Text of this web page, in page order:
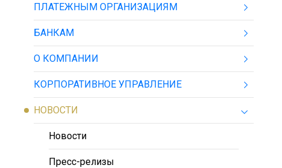
ПЛАТЕЖНЫМ ОРГАНИЗАЦИЯМ
БАНКАМ
О КОМПАНИИ
КОРПОРАТИВНОЕ УПРАВЛЕНИЕ
НОВОСТИ
Новости
Пресс-релизы